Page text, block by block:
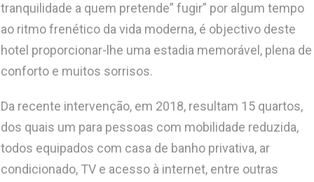
tranquilidade a quem pretende” fugir” por algum tempo
ao ritmo frenético da vida moderna, é objectivo deste
hotel proporcionar-lhe uma estadia memorável, plena de
conforto e muitos sorrisos.
Da recente intervenção, em 2018, resultam 15 quartos,
dos quais um para pessoas com mobilidade reduzida,
todos equipados com casa de banho privativa, ar
condicionado, TV e acesso à internet, entre outras